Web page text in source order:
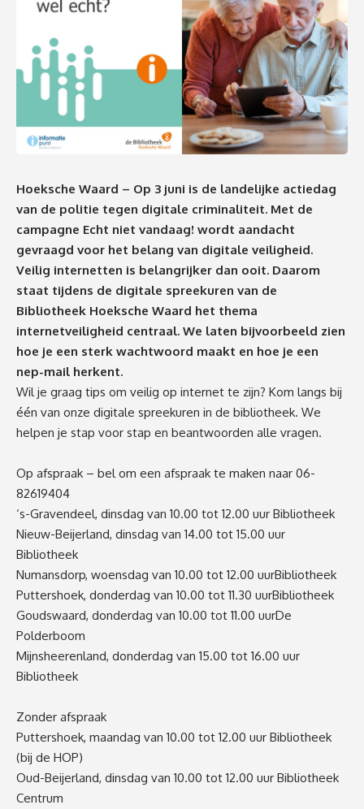
Hoeksche Waard – Op 3 juni is de landelijke actiedag
van de politie tegen digitale criminaliteit. Met de
campagne Echt niet vandaag! wordt aandacht
gevraagd voor het belang van digitale veiligheid.
Veilig internetten is belangrijker dan ooit. Daarom
staat tijdens de digitale spreekuren van de
Bibliotheek Hoeksche Waard het thema
internetveiligheid centraal. We laten bijvoorbeeld zien
hoe je een sterk wachtwoord maakt en hoe je een
nep-mail herkent.
Wilje graag tips om veilig op internet te zijn? Kom langs bij
één van onze digitale spreekuren in de bibliotheek. We
helpen je stap voor stap en beantwoorden alle vragen.
Op afspraak – bel om een afspraak te maken naar 06-
82619404
‘s-Gravendeel, dinsdag van 10.00 tot 12.00 uur Bibliotheek
Nieuw-Beijerland, dinsdag van 14.00 tot 15.00 uur
Bibliotheek
Numansdorp, woensdag van 10.00 tot 12.00 uurBibliotheek
Puttershoek, donderdag van 10.00 tot 11.30 uurBibliotheek
Goudswaard, donderdag van 10.00 tot 11.00 uurDe
Polderboom
Mijnsheerenland, donderdag van 15.00 tot 16.00 uur
Bibliotheek
Zonder afspraak
Puttershoek, maandag van 10.00 tot 12.00 uur Bibliotheek
(bij de HOP)
Oud-Beijerland, dinsdag van 10.00 tot 12.00 uur Bibliotheek
Centrum